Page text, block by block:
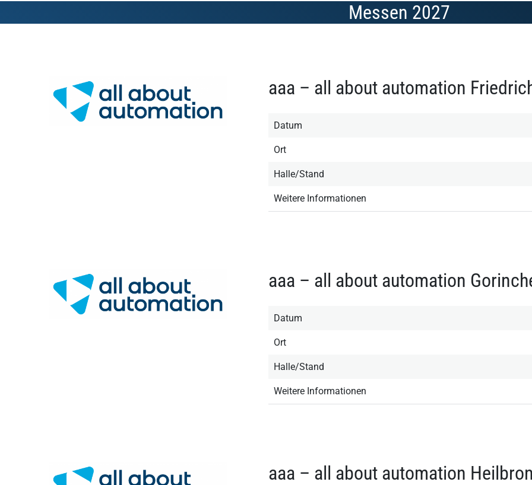
Messen 2027
aaa – all about automation
Datum
Ort
Halle/Stand
Weitere Informationen
aaa – all about automation
Datum
Ort
Halle/Stand
Weitere Informationen
aaa – all about automation